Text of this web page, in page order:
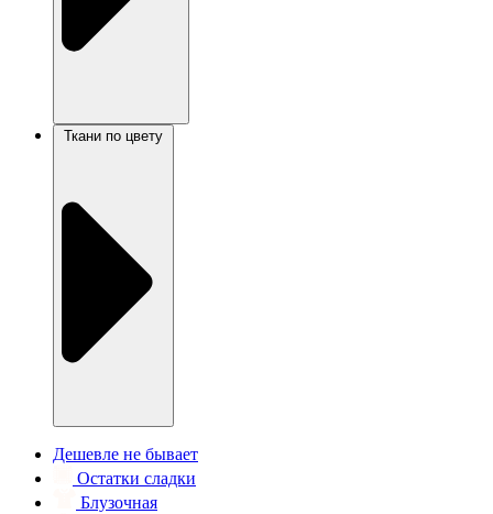
Дешевле не бывает
Остатки сладки
Блузочная